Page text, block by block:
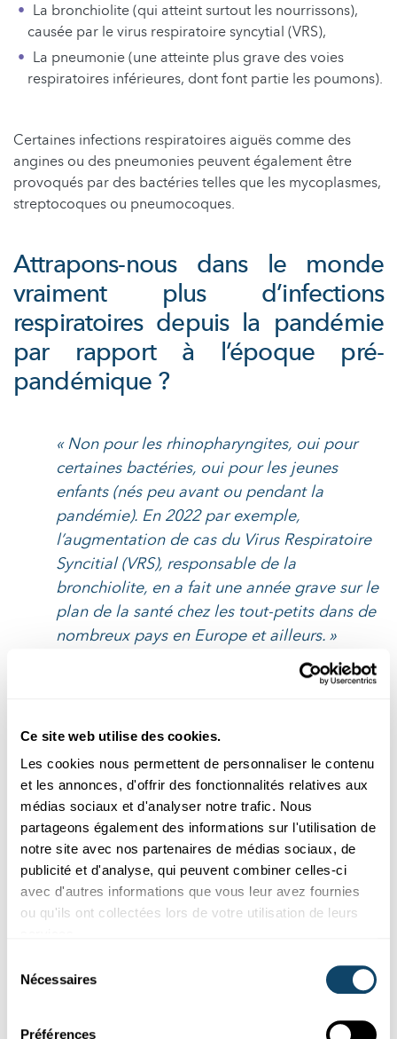
Ce site web utilise des cookies.
Les cookies nous permettent de personnaliser le contenu
et les annonces, d'offrir des fonctionnalités relatives aux
médias sociaux et d'analyser notre trafic. Nous
partageons également des informations sur l'utilisation de
notre site avec nos partenaires de médias sociaux, de
publicité et d'analyse, qui peuvent combiner celles-ci
avec d'autres informations que vous leur avez fournies
ou qu'ils ont collectées lors de votre utilisation de leurs
Nécessaires
Préférences
La bronchiolite (qui atteint surtout les nourrissons),
causée par le virus respiratoire syncytial (VRS),
La pneumonie (une atteinte plus grave des voies
respiratoires inférieures, dont font partie les poumons).
Certaines infections respiratoires aiguës comme des
angines ou des pneumonies peuvent également être
provoqués par des bactéries telles que les mycoplasmes,
streptocoques ou pneumocoques.
Attrapons-nous dans le monde
vraiment plus d’infections
respiratoires depuis la pandémie
par rapport à l’époque pré-
pandémique ?
« Non pour les rhinopharyngites, oui pour
certaines bactéries, oui pour les jeunes
enfants (nés peu avant ou pendant la
pandémie). En 2022 par exemple,
l’augmentation de cas du Virus Respiratoire
Syncitial (VRS), responsable de la
bronchiolite, en a fait une année grave sur le
plan de la santé chez les tout-petits dans de
nombreux pays en Europe et ailleurs. »
Joël Mossong, Épidémiologiste
directe entre les statistiques obtenues AVANT la
pandémie et APRÈS la pandémie, pour différentes
raisons, entre autres :
Les programmes de surveillance ont évolué depuis la
pandémie
Plus de tests ont été effectués à la suite de la
pandémie
partout en Europe. Leur rôle est la surveillance
syndromique (NDLR : la collecte et l’analyse de
données aux fins de détection des foyers de